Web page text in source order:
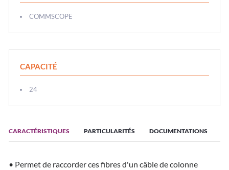
CARACTÉRISTIQUES PARTICULARITÉS DOCUMENTATIONS
• Permet de raccorder ces fibres d'un câble de colonne
COMMSCOPE
CAPACITÉ
24